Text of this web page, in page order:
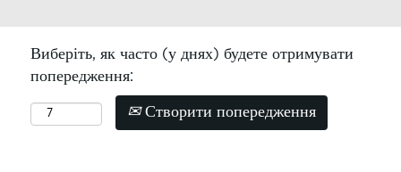
Виберіть, як часто (у днях) будете отримувати
попередження:
Створити попередження